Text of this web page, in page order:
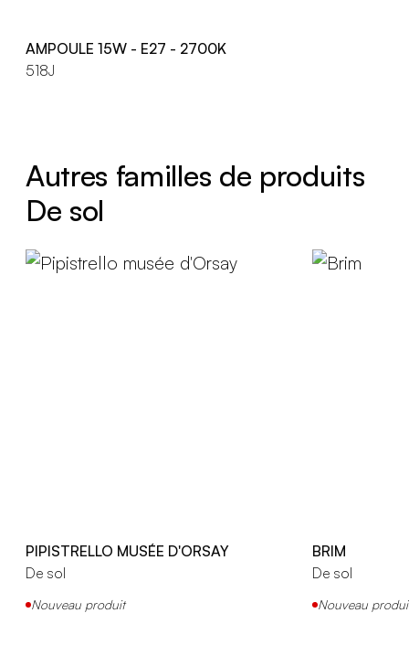
AMPOULE 15W - E27 - 2700K
518J
Autres familles de produits
De sol
PIPISTRELLO MUSÉE D'ORSAY
De sol
Nouveau produit
BRIM
De sol
Nouveau